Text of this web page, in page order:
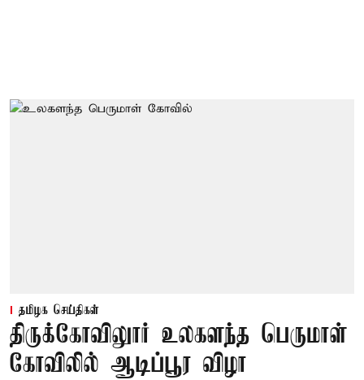
தமிழக செய்திகள்
திருக்கோவிலுார் உலகளந்த பெருமாள்
கோவிலில் ஆடிப்பூர விழா